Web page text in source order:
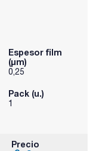
Espesor film
(µm)
0,25
Pack (u.)
1
Precio